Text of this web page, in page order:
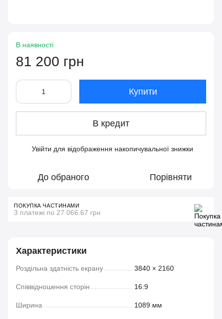
В наявності
81 200 грн
Купити
В кредит
Увійти для відображення накопичувальної знижки
До обраного Порівняти
ПОКУПКА ЧАСТИНАМИ
3 платежі по 27 066.67 грн
Характеристики
Роздільна здатність екрану 3840 × 2160
Співвідношення сторін 16:9
Ширина 1089 мм